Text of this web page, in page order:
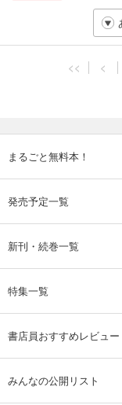
<< <
まるごと無料本！
発売予定一覧
新刊・続巻一覧
特集一覧
書店員おすすめレビュー
みんなの公開リスト